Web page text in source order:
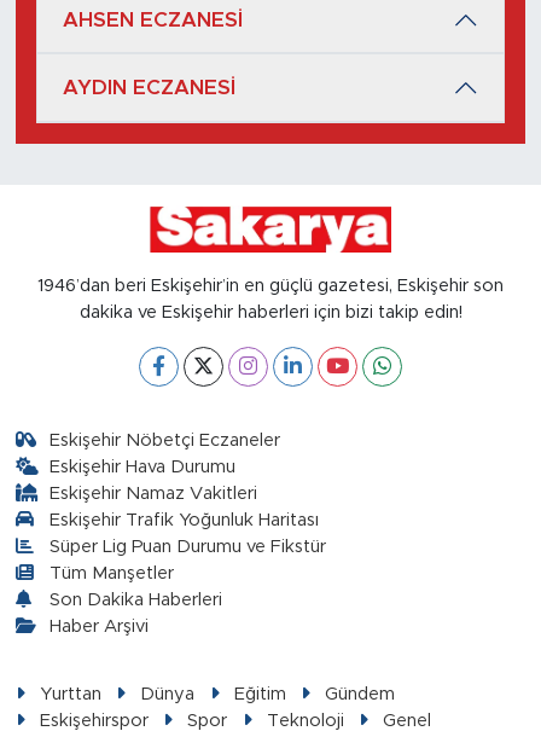
AHSEN ECZANESİ
AYDIN ECZANESİ
1946’dan beri Eskişehir’in en güçlü gazetesi, Eskişehir son
dakika ve Eskişehir haberleri için bizi takip edin!
Eskişehir Nöbetçi Eczaneler
Eskişehir Hava Durumu
Eskişehir Namaz Vakitleri
Eskişehir Trafik Yoğunluk Haritası
Süper Lig Puan Durumu ve Fikstür
Tüm Manşetler
Son Dakika Haberleri
Haber Arşivi
Yurttan Dünya Eğitim
Gündem
Eskişehirspor
Spor Teknoloji Genel